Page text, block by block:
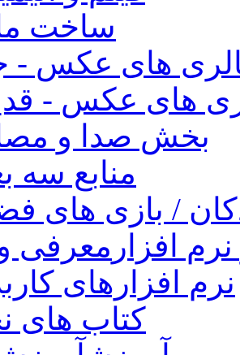
ساخت
های عکس -
های عکس -
بخش صدا و
منابع سه
/ بازی های
افزار معرفی و
نرم افزارهای
کتاب های